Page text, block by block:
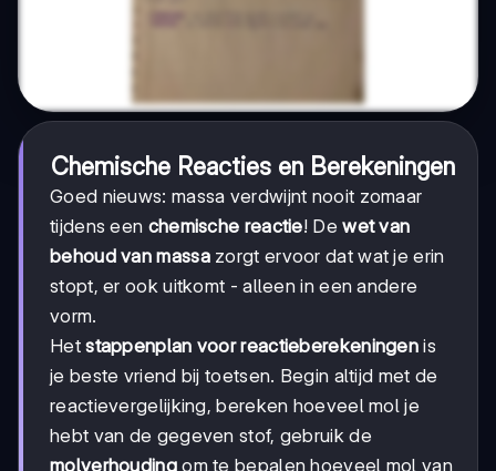
Chemische Reacties en Berekeningen
Goed nieuws: massa verdwijnt nooit zomaar
tijdens een chemische reactie! Dewet van
behoud van massazorgt ervoor dat wat je erin
stopt, er ook uitkomt - alleen in een andere
vorm.
Hetstappenplan voor reactieberekeningen is
je beste vriend bij toetsen. Begin altijd met de
reactievergelijking, bereken hoeveel mol je
hebt van de gegeven stof, gebruik de
molverhoudingom te bepalen hoeveel mol van